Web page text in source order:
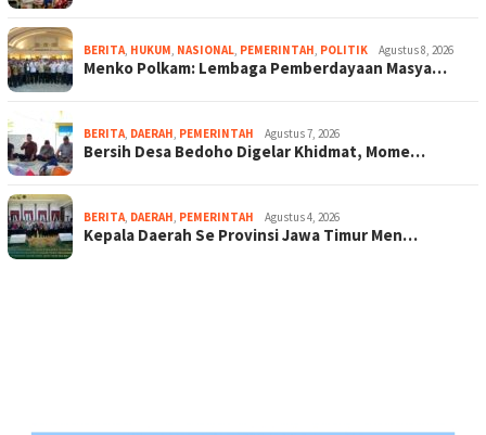
BERITA, HUKUM, NASIONAL, PEMERINTAH, POLITIK Agustus 8, 2026
Menko Polkam: Lembaga Pemberdayaan Masya…
BERITA, DAERAH, PEMERINTAH Agustus 7, 2026
Bersih Desa Bedoho Digelar Khidmat, Mome…
BERITA, DAERAH, PEMERINTAH Agustus 4, 2026
Kepala Daerah Se Provinsi Jawa Timur Men…